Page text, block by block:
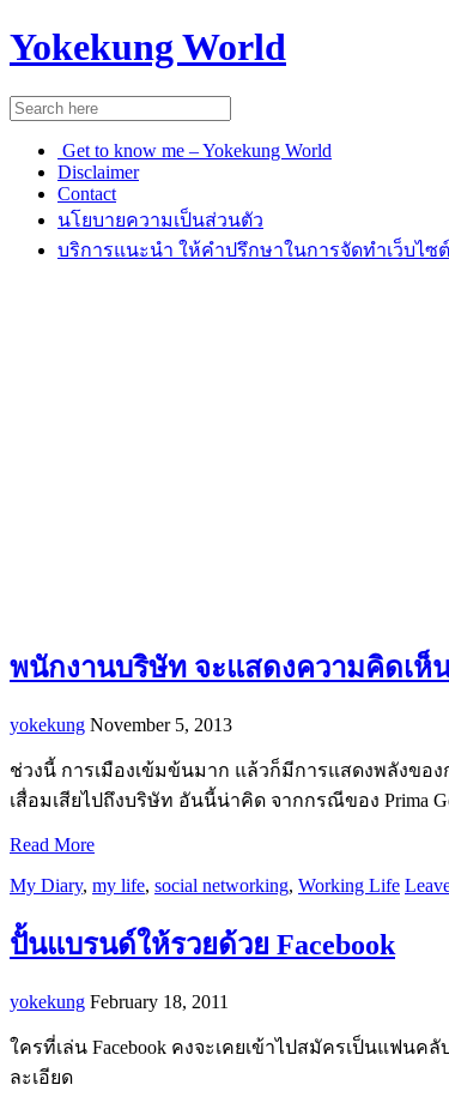
Yokekung World
Get to know me – Yokekung World
Disclaimer
Contact
นโยบายความเป็นส่วนตัว
บริการแนะนำ ให้คำปรึกษาในการจัดทำเว็บไซ
พนักงานบริษัท จะแสดงความคิดเห็
yokekung November 5, 2013
ช่วงนี้ การเมืองเข้มข้นมาก แล้วก็มีการแสดงพลังขอ
เสื่อมเสียไปถึงบริษัท อันนี้น่าคิด จากกรณีของ Prima
Read More
My Diary, my life, social networking, Working Life
ปั้นแบรนด์ให้รวยด้วย Facebook
yokekung February 18, 2011
ใครที่เล่น Facebook คงจะเคยเข้าไปสมัครเป็นแฟน
ละเอียด